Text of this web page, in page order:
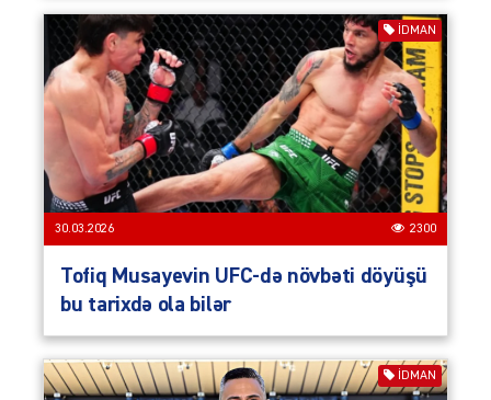
İDMAN
30.03.2026 2300
Tofiq Musayevin UFC-də növbəti döyüşü
bu tarixdə ola bilər
İDMAN